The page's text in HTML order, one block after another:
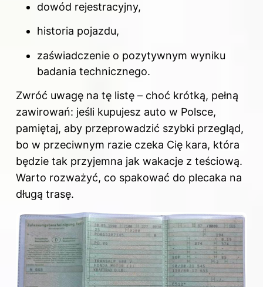
dowód rejestracyjny,
historia pojazdu,
zaświadczenie o pozytywnym wyniku
badania technicznego.
Zwróć uwagę na tę listę – choć krótką, pełną
zawirowań: jeśli kupujesz auto w Polsce,
pamiętaj, aby przeprowadzić szybki przegląd,
bo w przeciwnym razie czeka Cię kara, która
będzie tak przyjemna jak wakacje z teściową.
Warto rozważyć, co spakować do plecaka na
długą trasę.